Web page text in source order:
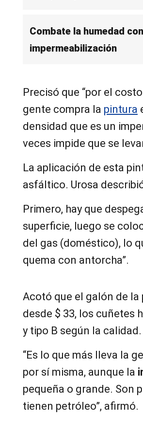
Combate la humedad
impermeabilización
Precisó que “por el
gente compra la pintura
densidad que es un
veces impide que se
La aplicación de esta
asfáltico. Urosa
Primero, hay que
superficie, luego se
del gas (doméstico), lo
quema con antorcha”.
Acotó que el galón de
desde $ 33, los cuñetes
y tipo B según la calidad.
“Es lo que más lleva la
por sí misma, aunque la
pequeña o grande. Son
tienen petróleo”, afirmó.